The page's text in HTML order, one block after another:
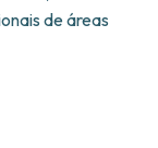
de áreas